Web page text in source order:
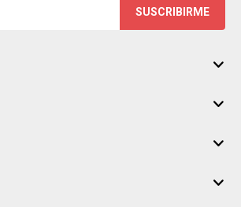
SUSCRIBIRME